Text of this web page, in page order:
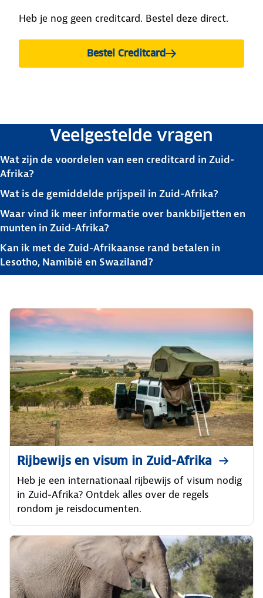
Heb je nog geen creditcard. Bestel deze direct.
Bestel Creditcard
Veelgestelde vragen
Wat zijn de voordelen van een creditcard in Zuid-
Afrika?
Wat is de gemiddelde prijspeil in Zuid-Afrika?
Waar vind ik meer informatie over bankbiljetten en
munten in Zuid-Afrika?
Kan ik met de Zuid-Afrikaanse rand betalen in
Lesotho, Namibië en Swaziland?
Rijbewijs en visum in Zuid-Afrika
Heb je een internationaal rijbewijs of visum nodig
in Zuid-Afrika? Ontdek alles over de regels
rondom je reisdocumenten.